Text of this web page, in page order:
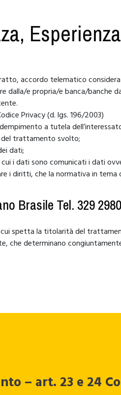
accordo telematico
dalla/e propria/e banca/
Privacy (d. lgs. 196/2003)
a tutela
del trattamento svolto;
dati;
i dati sono comunicati i dati
i diritti, che la normativa in
Brasile Tel. 329
spetta la titolarità del
che determinano
– art. 23 e 24